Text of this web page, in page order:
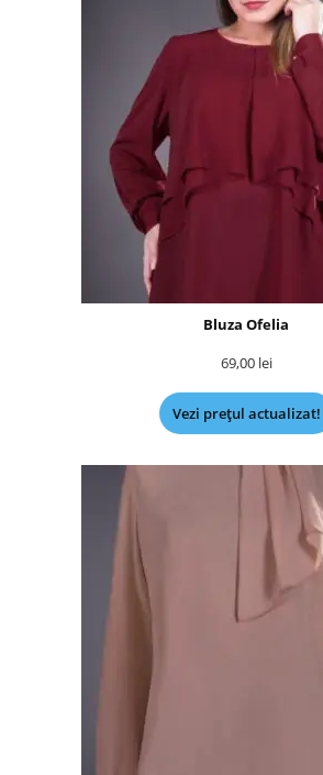
Bluza Ofelia
69,00 lei
Vezi prețul actualizat!